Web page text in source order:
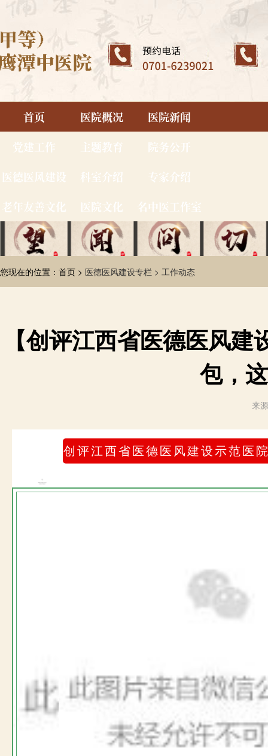
首页 医院概况
医院新闻
党建工作
主题教育
院务公开
医德医风建设
科室介绍
专家介绍
老年友善文化
医院文化 名中医工作室
您现在的位置：首页 > 医德医风建设专栏 > 工作动态
【创评江西省医德医风
包，
来
创评江西省医德医风建设示范